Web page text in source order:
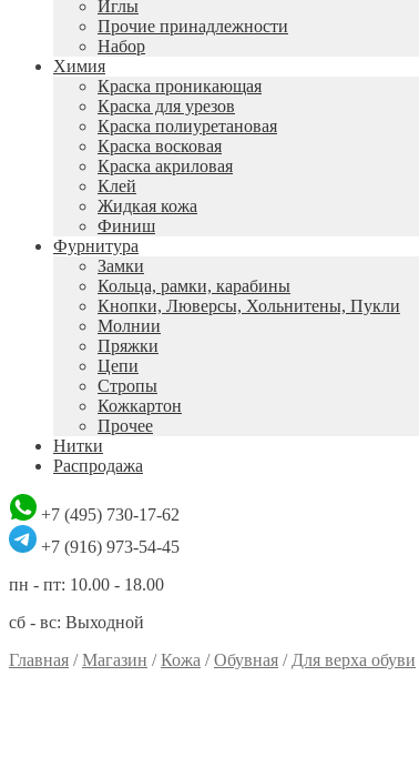
Иглы
Прочие принадлежности
Набор
Химия
Краска проникающая
Краска для урезов
Краска полиуретановая
Краска восковая
Краска акриловая
Клей
Жидкая кожа
Финиш
Фурнитура
Замки
Кольца, рамки, карабины
Кнопки, Люверсы, Хольнитены, Пукли
Молнии
Пряжки
Цепи
Стропы
Кожкартон
Прочее
Нитки
Распродажа
+7 (495) 730-17-62
+7 (916) 973-54-45
пн - пт: 10.00 - 18.00
сб - вс: Выходной
Главная /Магазин /Кожа /Обувная / Для верха обуви